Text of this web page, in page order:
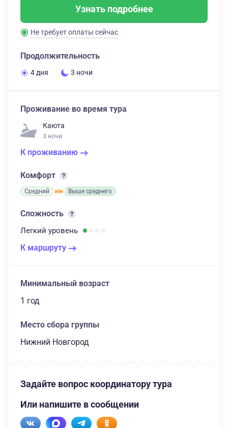
Узнать подробнее
Не требует оплаты сейчас
Продолжительность
4 дня 3 ночи
Проживание во время тура
Каюта
3 ночи
К проживанию
Комфорт
Средний Выше среднего
Сложность
Легкий уровень
К маршруту
Минимальный возраст
1 год
Место сбора группы
Нижний Новгород
Задайте вопрос координатору тура
Или напишите в сообщении